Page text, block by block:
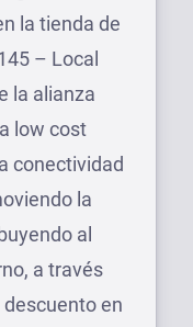
la tienda de
– Local
la alianza
low cost
conectividad
la
al
a través
descuento en